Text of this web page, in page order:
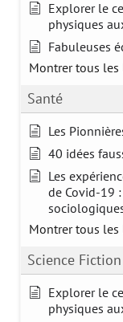
Explorer le
physiques
Fabuleuses
Montrer tous les
Santé
Les
40 idées
Les
de Covid-19
Montrer tous les
Science Fiction
Explorer le
physiques